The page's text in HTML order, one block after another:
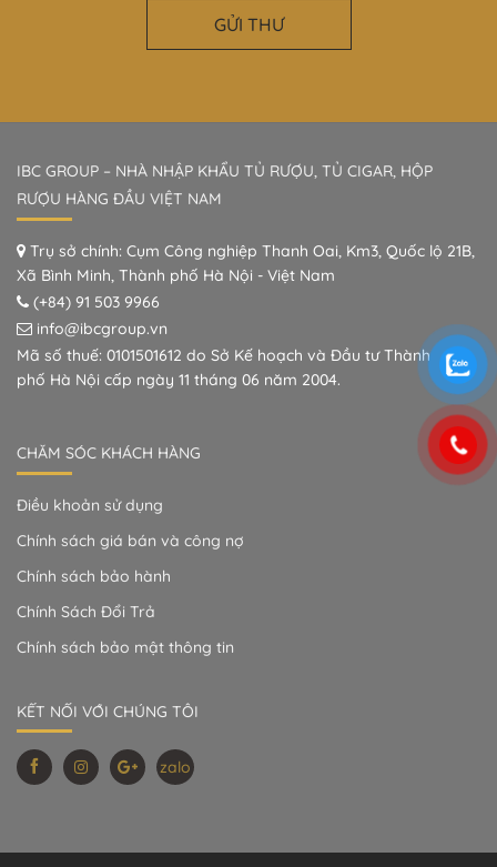
GỬI THƯ
IBC GROUP – NHÀ NHẬP KHẨU TỦ RƯỢU, TỦ CIGAR, HỘP
RƯỢU HÀNG ĐẦU VIỆT NAM
Trụ sở chính: Cụm Công nghiệp Thanh Oai, Km3, Quốc lộ 21B,
Xã Bình Minh, Thành phố Hà Nội - Việt Nam
(+84) 91 503 9966
info@ibcgroup.vn
Mã số thuế: 0101501612 do Sở Kế hoạch và Đầu tư Thành
phố Hà Nội cấp ngày 11 tháng 06 năm 2004.
CHĂM SÓC KHÁCH HÀNG
Điều khoản sử dụng
Chính sách giá bán và công nợ
Chính sách bảo hành
Chính Sách Đổi Trả
Chính sách bảo mật thông tin
KẾT NỐI VỚI CHÚNG TÔI
zalo